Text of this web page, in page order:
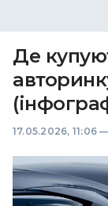
Де
17.05.2026, 11:06 —